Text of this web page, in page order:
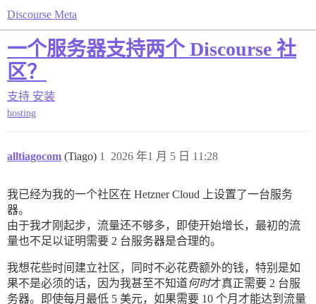
Discourse Meta
一个服务器支持两个 Discourse 社
区？
支持 安装
hosting
alltiagocom (Tiago) 2026 年1 月 5 日 11:28
1
我已经为我的一个社区在 Hetzner Cloud 上设置了一台服务
器。
由于我才刚起步，流量还不够多，即使开始增长，最初的流
量也不足以证明需要 2 台服务器是合理的。
我想花些时间建立社区，同时不必花费额外的钱，特别是如
果不是必须的话，因为我甚至不知道何时才真正需要 2 台服
务器。即使每月最低 5 美元，如果需要 10 个月才能达到流量